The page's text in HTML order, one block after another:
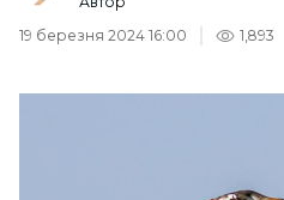
19 березня 2024 16:00
1,893